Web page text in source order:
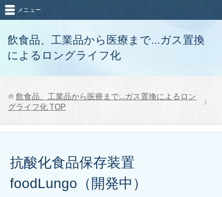
飲食品、工業品から医療まで...ガス置換
によるロングライフ化
メニュー
飲食品、工業品から医療まで...ガス置換によるロン
グライフ化 TOP
抗酸化食品保存装置
foodLungo（開発中）